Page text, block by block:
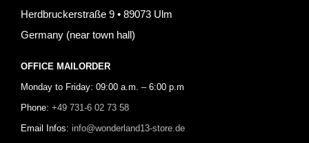
Herdbruckerstraße 9 • 89073 Ulm
Germany (near town hall)
OFFICE MAILORDER
Monday to Friday: 09:00 a.m. – 6:00 p.m
Phone: +49 731-6 02 73 58
Email Infos: info@wonderland13-store.de